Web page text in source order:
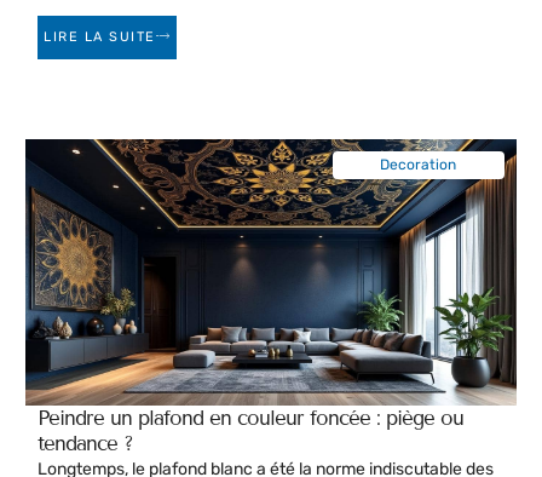
LIRE LA SUITE
Peindre un plafond en couleur foncée : piège ou
tendance ?
Longtemps, le plafond blanc a été la norme indiscutable des
Decoration